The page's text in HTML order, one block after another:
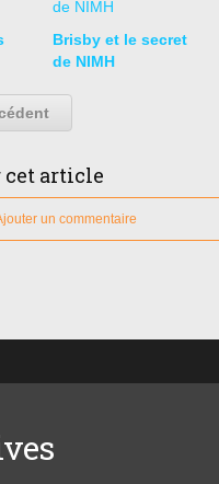
Brisby et le secret
de NIMH
cet article
un commentaire